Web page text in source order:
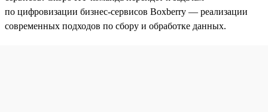
по цифровизации бизнес-сервисов Boxberry — реализации
современных подходов по сбору и обработке данных.